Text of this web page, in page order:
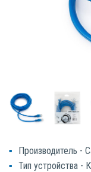
Производитель -
Тип устройства -